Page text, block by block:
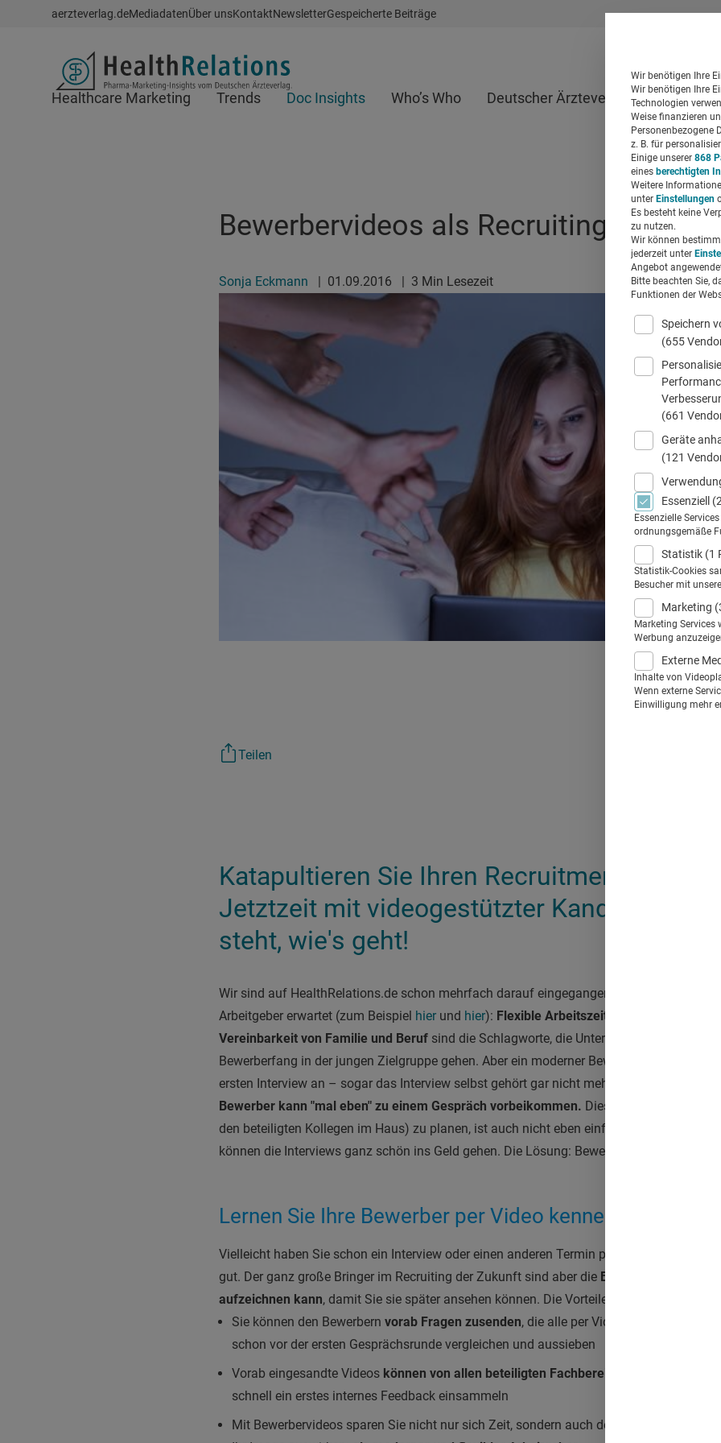
Schnellzugriff
aerzteverlag.deMediadatenÜber unsKontaktNewsletterGespeicherte Beiträge
Header
Healthcare Marketing Trends Doc Insights Who’s Who Deutscher Ärzteverlag
Bewerbervideos als Recruiting-Element
Sonja Eckmann | 01.09.2016 | 3 Min Lesezeit
Teilen
Katapultieren Sie Ihren Recruitment-Prozess
Jetztzeit mit videogestützter
steht, wie's geht!
Wir sind auf HealthRelations.de schon mehrfach darauf eingegangen, was die
Arbeitgeber erwartet (zum Beispiel hier und hier): Flexible Arbeitszeitgestaltung,
Vereinbarkeit von Familie und Beruf sind die Schlagworte, die Unternehmen kennen
Bewerberfang in der jungen Zielgruppe gehen. Aber ein moderner Bewerbungsprozess
ersten Interview an – sogar das Interview selbst gehört gar nicht mehr unbedingt dazu.
Bewerber kann "mal eben" zu einem Gespräch vorbeikommen. Diese Termine mit
den beteiligten Kollegen im Haus) zu planen, ist auch nicht eben einfach. Und falls Sie
können die Interviews ganz schön ins Geld gehen. Die Lösung: Bewerbervideos!
Lernen Sie Ihre Bewerber per Video kennen – on
Vielleicht haben Sie schon ein Interview oder einen anderen Termin per Skype gemacht,
gut. Der ganz große Bringer im Recruiting der Zukunft sind aber die Bewerbervideos, die
aufzeichnen kann, damit Sie sie später ansehen können. Die Vorteile:
Sie können den Bewerbern vorab Fragen zusenden, die alle per Video beantworten
schon vor der ersten Gesprächsrunde vergleichen und aussieben
Vorab eingesandte Videos können von allen beteiligten Fachbereichen gesichtet
schnell ein erstes internes Feedback einsammeln
Mit Bewerbervideos sparen Sie nicht nur sich Zeit, sondern auch dem Kandidaten, und
Wir benötigen Ihre
Wir benötigen Ihre
Technologien
Weise finanzieren
Personenbezogene
z. B. für
Einige unserer 868
eines berechtigten
Weitere
unter Einstellungen
Es besteht keine
zu nutzen.
Wir können
jederzeit unter
Angebot
Bitte beachten Sie,
Funktionen der
Speichern
(655
(661
Geräte
(121
Essenziell
Essenzielle
ordnungsgemäße
Statistik (1
Statistik-Cookies
Besucher mit
Marketing
Marketing
Werbung
Externe
Inhalte von
Wenn externe
Einwilligung mehr